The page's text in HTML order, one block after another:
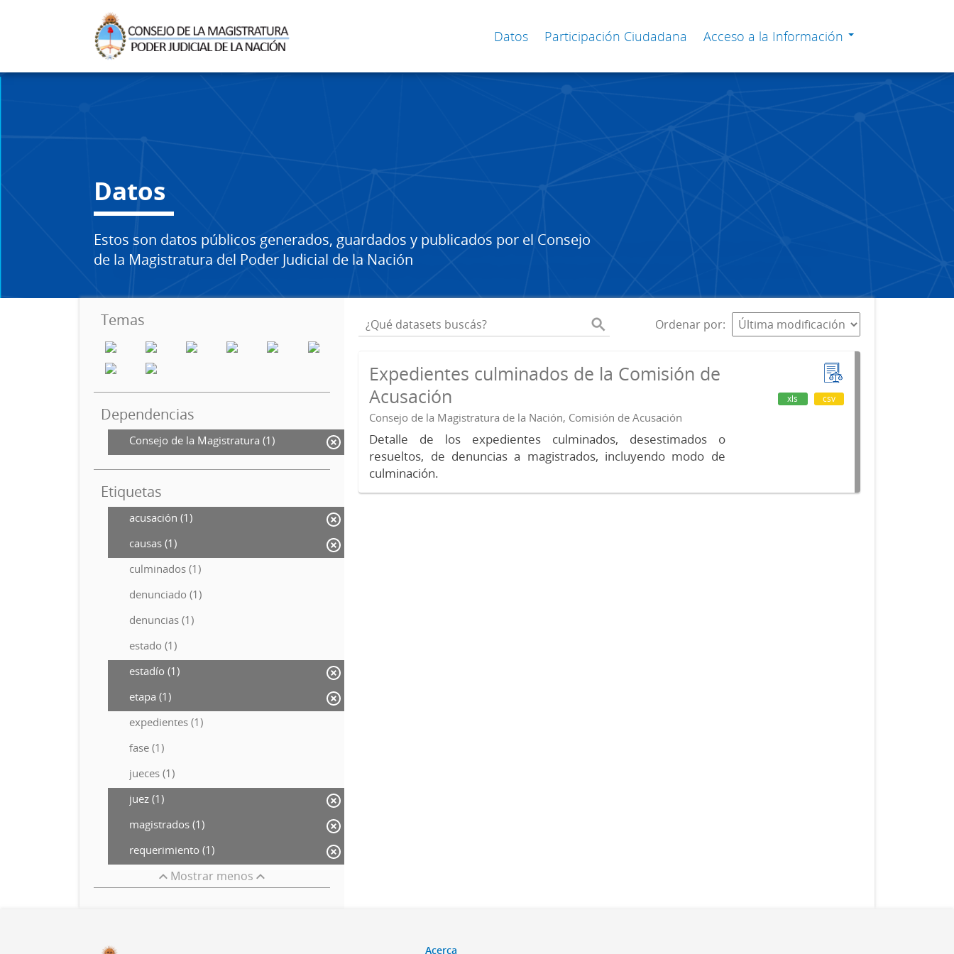
Datos Participación Ciudadana Acceso a la Información
Datos
Estos son datos públicos generados, guardados y publicados por el Consejo
de la Magistratura del Poder Judicial de la Nación
Temas
Dependencias
Consejo de la Magistratura (1)
Etiquetas
acusación (1)
causas (1)
culminados (1)
denunciado (1)
denuncias (1)
estado (1)
estadío (1)
etapa (1)
expedientes (1)
fase (1)
jueces (1)
juez (1)
magistrados (1)
requerimiento (1)
Mostrar menos
Ordenar por
Expedientes culminados de la Comisión de
Acusación
Consejo de la Magistratura de la Nación, Comisión de Acusación
Detalle de los expedientes culminados, desestimados o
resueltos, de denuncias a magistrados, incluyendo modo de
culminación.
xls csv
Acerca